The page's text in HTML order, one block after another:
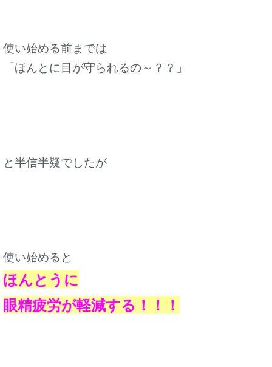
使い始める前までは
「ほんとに目が守られるの～？？」
と半信半疑でしたが
使い始めると
ほんとうに
眼精疲労が軽減する！！！